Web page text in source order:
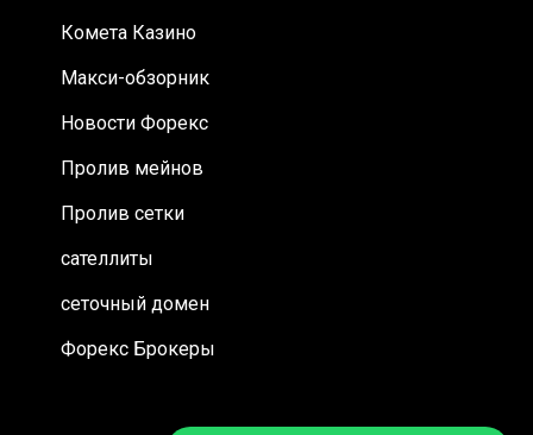
Комета Казино
Макси-обзорник
Новости Форекс
Пролив мейнов
Пролив сетки
сателлиты
сеточный домен
Форекс Брокеры